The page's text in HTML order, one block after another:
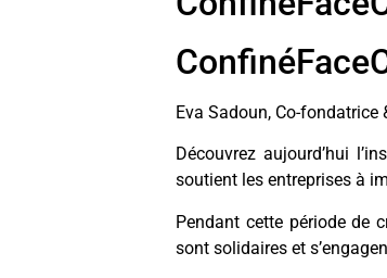
Eva Sadoun, Co-fondatrice
Découvrez aujourd’hui
soutient les entreprises à
Pendant cette période de
sont solidaires et